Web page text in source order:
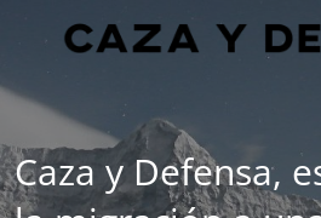
Caza y Defensa,